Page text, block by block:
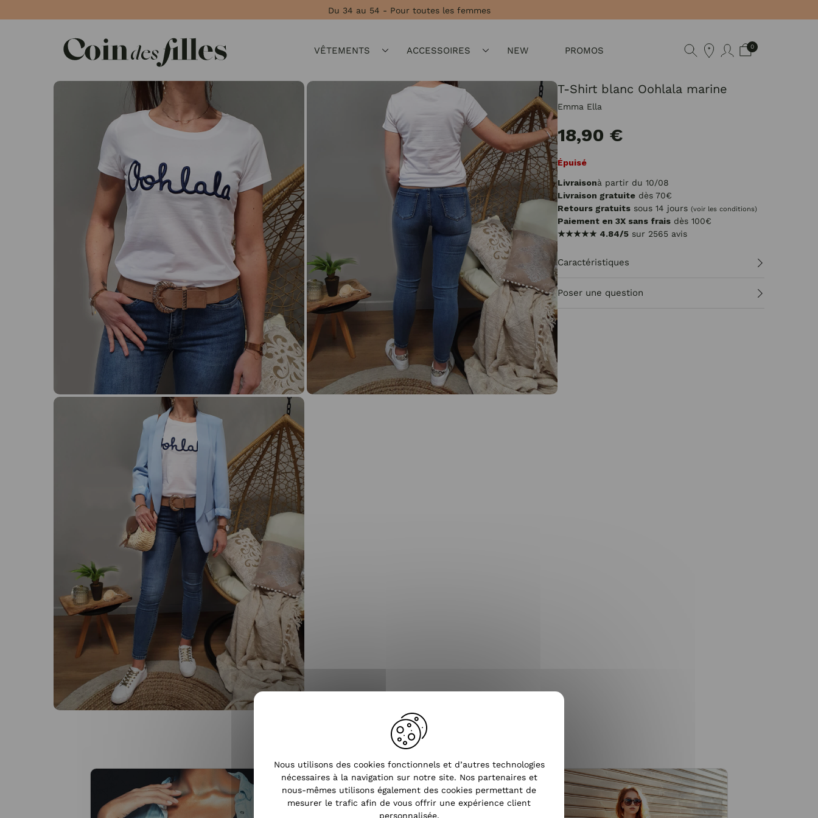
Du 34 au 54 - Pour toutes les femmes
VÊTEMENTS ACCESSOIRES NEW PROMOS 0
T-Shirt blanc Oohlala marine
Emma Ella
18,90 €
Épuisé
Livraisonà partir du 10/08
Livraison gratuite dès 70€
Retours gratuits sous 14 jours (voir les conditions)
Paiement en 3X sans frais dès 100€
★★★★★ 4.84/5 sur 2565 avis
Caractéristiques
Poser une question
Tendances
Nous utilisons des cookies fonctionnels et d’autres technologies
nécessaires à la navigation sur notre site. Nos partenaires et
nous-mêmes utilisons également des cookies permettant de
mesurer le trafic afin de vous offrir une expérience client
personnalisée.